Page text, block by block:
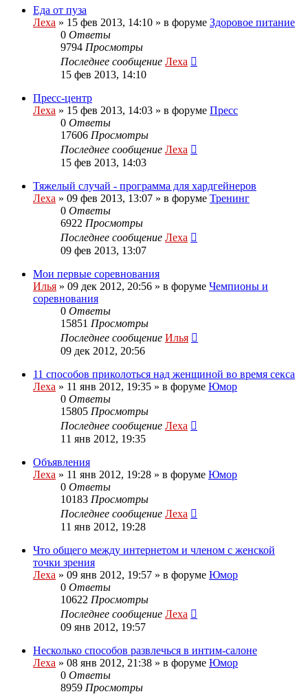
Еда от пуза
Леха » 15 фев 2013, 14:10 » в форуме Здоровое питание
0 Ответы
9794 Просмотры
Последнее сообщение Леха
15 фев 2013, 14:10
Пресс-центр
Леха » 15 фев 2013, 14:03 » в форуме Пресс
0 Ответы
17606 Просмотры
Последнее сообщение Леха
15 фев 2013, 14:03
Тяжелый случай - программа для хардгейнеров
Леха » 09 фев 2013, 13:07 » в форуме Тренинг
0 Ответы
6922 Просмотры
Последнее сообщение Леха
09 фев 2013, 13:07
Мои первые соревнования
Илья » 09 дек 2012, 20:56 » в форуме Чемпионы и
соревнования
0 Ответы
15851 Просмотры
Последнее сообщение Илья
09 дек 2012, 20:56
11 способов приколоться над женщиной во время секса
Леха » 11 янв 2012, 19:35 » в форуме Юмор
0 Ответы
15805 Просмотры
Последнее сообщение Леха
11 янв 2012, 19:35
Объявления
Леха » 11 янв 2012, 19:28 » в форуме Юмор
0 Ответы
10183 Просмотры
Последнее сообщение Леха
11 янв 2012, 19:28
Что общего между интернетом и членом с женской
точки зрения
Леха » 09 янв 2012, 19:57 » в форуме Юмор
0 Ответы
10622 Просмотры
Последнее сообщение Леха
09 янв 2012, 19:57
Несколько способов развлечься в интим-салоне
Леха » 08 янв 2012, 21:38 » в форуме Юмор
0 Ответы
8959 Просмотры